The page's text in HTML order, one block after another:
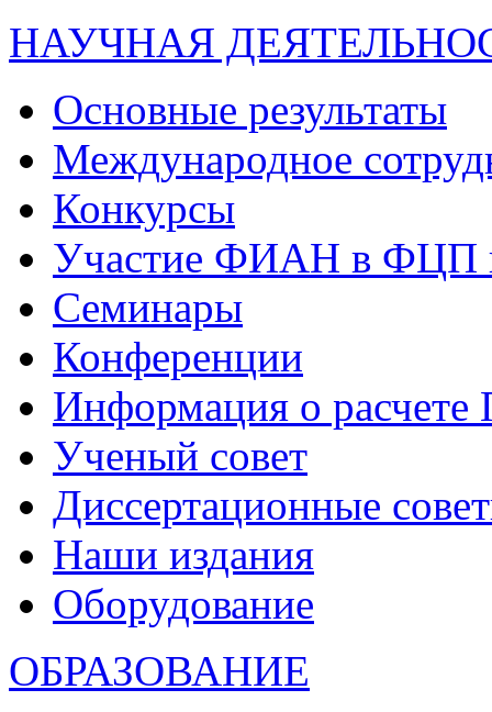
НАУЧНАЯ
Основные результаты
Международное
Конкурсы
Участие ФИАН в ФЦП
Семинары
Конференции
Информация о
Ученый совет
Диссертационные
Наши издания
Оборудование
ОБРАЗОВАНИЕ